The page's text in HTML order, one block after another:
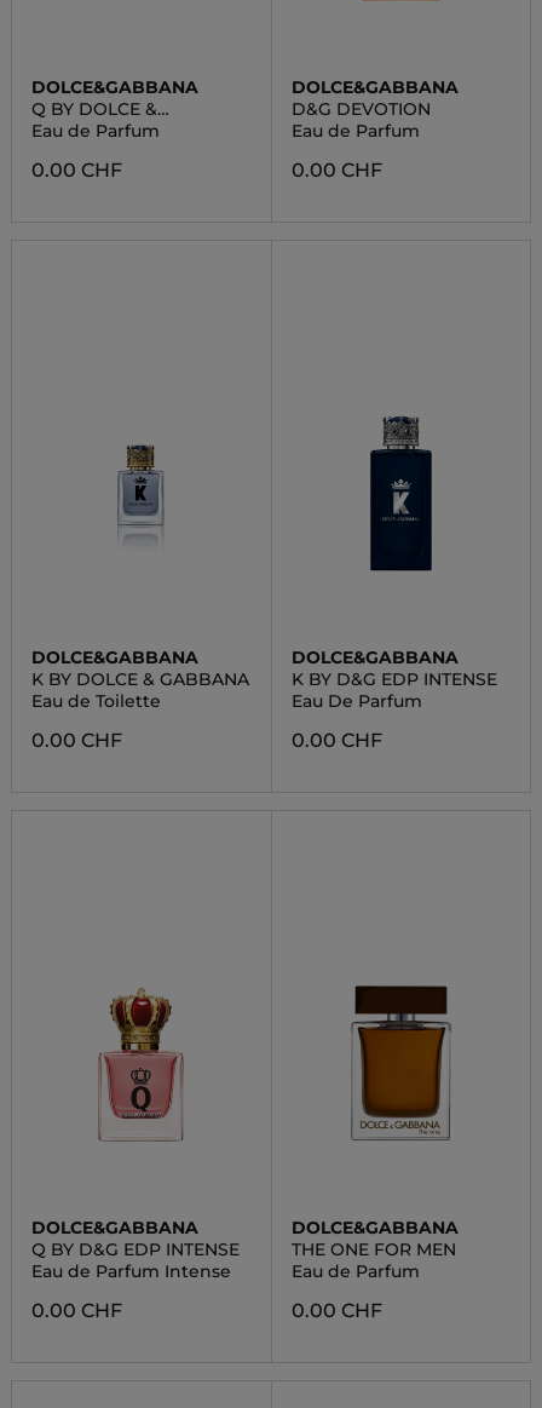
DOLCE&GABBANA
Q BY DOLCE &
GABBANA
Eau de Parfum
0.00 CHF
DOLCE&GABBANA
D&G DEVOTION
Eau de Parfum
0.00 CHF
DOLCE&GABBANA
K BY DOLCE & GABBANA
Eau de Toilette
0.00 CHF
DOLCE&GABBANA
K BY D&G EDP INTENSE
Eau De Parfum
0.00 CHF
DOLCE&GABBANA
Q BY D&G EDP INTENSE
Eau de Parfum Intense
0.00 CHF
DOLCE&GABBANA
THE ONE FOR MEN
Eau de Parfum
0.00 CHF